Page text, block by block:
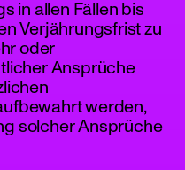
in allen Fällen bis
Verjährungsfrist zu
oder
Ansprüche
werden,
solcher Ansprüche